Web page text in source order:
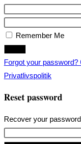
Remember Me
Forgot your password?
Privatlivspolitik
Reset password
Recover your password